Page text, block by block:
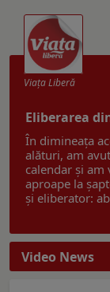
Viaţa Liberă
Eliberarea
În dimineața
alături, am
calendar și am
aproape la
și eliberator:
Video News